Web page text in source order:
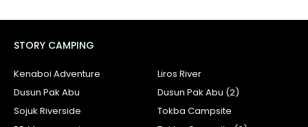
STORY CAMPING
Kenaboi Adventure
Liros River
Dusun Pak Abu
Dusun Pak Abu (2)
Sojuk Riverside
Tokba Campsite